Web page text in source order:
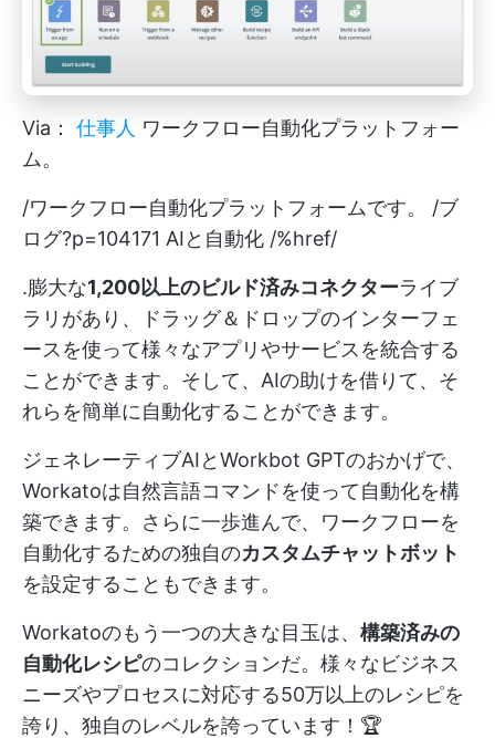
Via： 仕事人 ワークフロー自動化プラットフォー
ム。
/ワークフロー自動化プラットフォームです。 /ブ
ログ?p=104171 AIと自動化 /%href/
.膨大な1,200以上のビルド済みコネクターライブ
ラリがあり、ドラッグ＆ドロップのインターフェ
ースを使って様々なアプリやサービスを統合する
ことができます。そして、AIの助けを借りて、そ
れらを簡単に自動化することができます。
ジェネレーティブAIとWorkbot GPTのおかげで、
Workatoは自然言語コマンドを使って自動化を構
築できます。さらに一歩進んで、ワークフローを
自動化するための独自のカスタムチャットボット
を設定することもできます。
Workatoのもう一つの大きな目玉は、 構築済みの
自動化レシピのコレクションだ。様々なビジネス
ニーズやプロセスに対応する50万以上のレシピを
誇り、独自のレベルを誇っています！🏆